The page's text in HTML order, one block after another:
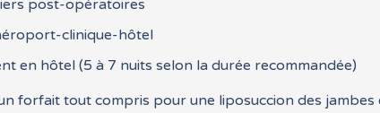
post-opératoires
clinique-hôtel
en hôtel (5 à 7 nuits selon la durée recommandée)
forfait tout compris pour une liposuccion des